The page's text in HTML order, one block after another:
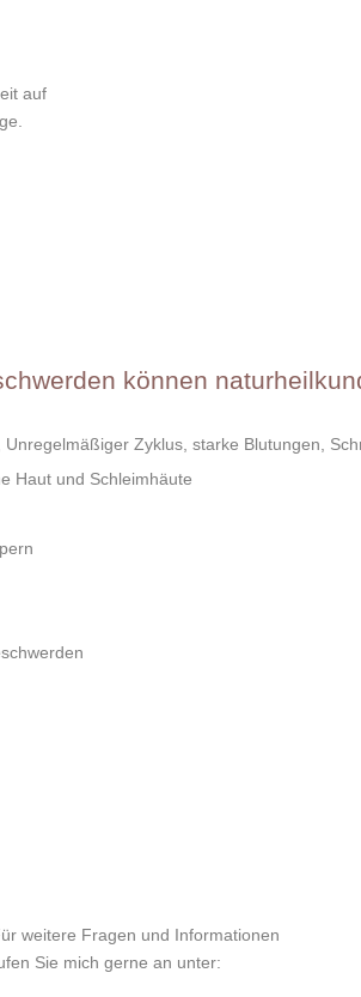
auf
können
Zyklus, starke Blutungen,
Haut und Schleimhäute
weitere Fragen und Informationen
Sie mich gerne an unter: